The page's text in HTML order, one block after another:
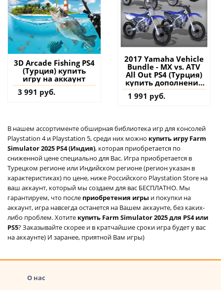
3D Arcade Fishing PS4
(Турция) купить
игру на аккаунт
3 991 руб.
2017 Yamaha Vehicle
Bundle - MX vs. ATV
All Out PS4 (Турция)
купить дополнение
на аккаунт
1 991 руб.
В нашем ассортименте обширная библиотека игр для консолей
Playstation 4 и Playstation 5, среди них можно купить игру Farm
Simulator 2025 PS4 (Индия), которая приобретается по
сниженной цене специально для Вас. Игра приобретается в
Турецком регионе или Индийском регионе (регион указан в
характеристиках) по цене, ниже Российского Playstation Store на
ваш аккаунт, который мы создаем для вас БЕСПЛАТНО. Мы
гарантируем, что после приобретения игры и покупки на
аккаунт, игра навсегда останется на Вашем аккаунте, без каких-
либо проблем. Хотите купить Farm Simulator 2025 для PS4 или
PS5? Заказывайте скорее и в кратчайшие сроки игра будет у вас
на аккаунте) И заранее, приятной Вам игры)
О нас